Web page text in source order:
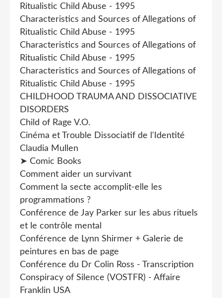
Ritualistic Child Abuse - 1995
Characteristics and Sources of Allegations of
Ritualistic Child Abuse - 1995
Characteristics and Sources of Allegations of
Ritualistic Child Abuse - 1995
Characteristics and Sources of Allegations of
Ritualistic Child Abuse - 1995
CHILDHOOD TRAUMA AND DISSOCIATIVE
DISORDERS
Child of Rage V.O.
Cinéma et Trouble Dissociatif de l'Identité
Claudia Mullen
➤ Comic Books
Comment aider un survivant
Comment la secte accomplit-elle les
programmations ?
Conférence de Jay Parker sur les abus rituels
et le contrôle mental
Conférence de Lynn Shirmer + Galerie de
peintures en bas de page
Conférence du Dr Colin Ross - Transcription
Conspiracy of Silence (VOSTFR) - Affaire
Franklin USA